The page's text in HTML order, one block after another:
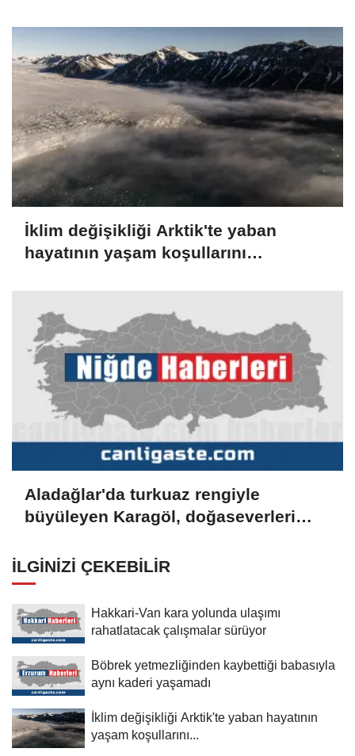
İklim değişikliği Arktik'te yaban
hayatının yaşam koşullarını
Aladağlar'da turkuaz rengiyle
büyüleyen Karagöl, doğaseverleri
İLGINIZI ÇEKEBILIR
Hakkari-Van kara yolunda ulaşımı
rahatlatacak çalışmalar sürüyor
Böbrek yetmezliğinden kaybettiği babasıyla
aynı kaderi yaşamadı
İklim değişikliği Arktik'te yaban hayatının
yaşam koşullarını...